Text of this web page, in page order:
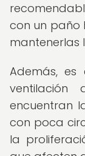
con un paño
mantenerlas
Además,
encuentran
con poca
la